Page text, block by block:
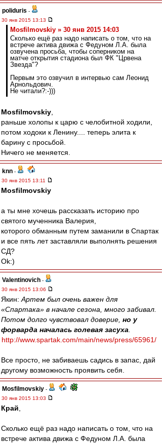
poliduris -
30 янв 2015 13:13
Mosfilmovskiy » 30 янв 2015 14:03
Сколько ещё раз надо написать о том, что на
встрече актива движа с Федуном Л.А. была
озвучена просьба, чтобы соперником на
матче открытия стадиона был ФК "Црвена
Звезда"?
Первым это озвучил в интервью сам Леонид
Арнольдович.
Не читали?:-)))
Mosfilmovskiy
раньше холопы к царю с челобитной ходили,
потом ходоки к Ленину.... теперь элита к
барину с просьбой.
Ничего не меняется.
knn -
30 янв 2015 13:11
Mosfilmovskiy
а ты мне хочешь рассказать историю про
святого мученника Валерия,
которого обманным путем заманили в Спартак
и все пять лет заставляли выполнять решения
СД?
Ok:)
Valentinovich -
30 янв 2015 13:06
Якин: Артем был очень важен для
«Спартака» в начале сезона, много забивал.
Потом долго чувствовал доверие, но у
форварда началась голевая засуха
http://www.spartak.com/main/news/press/65961/
Все просто, не забиваешь садись в запас, дай
другому возможность проявить себя.
Mosfilmovskiy -
30 янв 2015 13:03
Край
Сколько ещё раз надо написать о том, что на
встрече актива движа с Федуном Л.А. была